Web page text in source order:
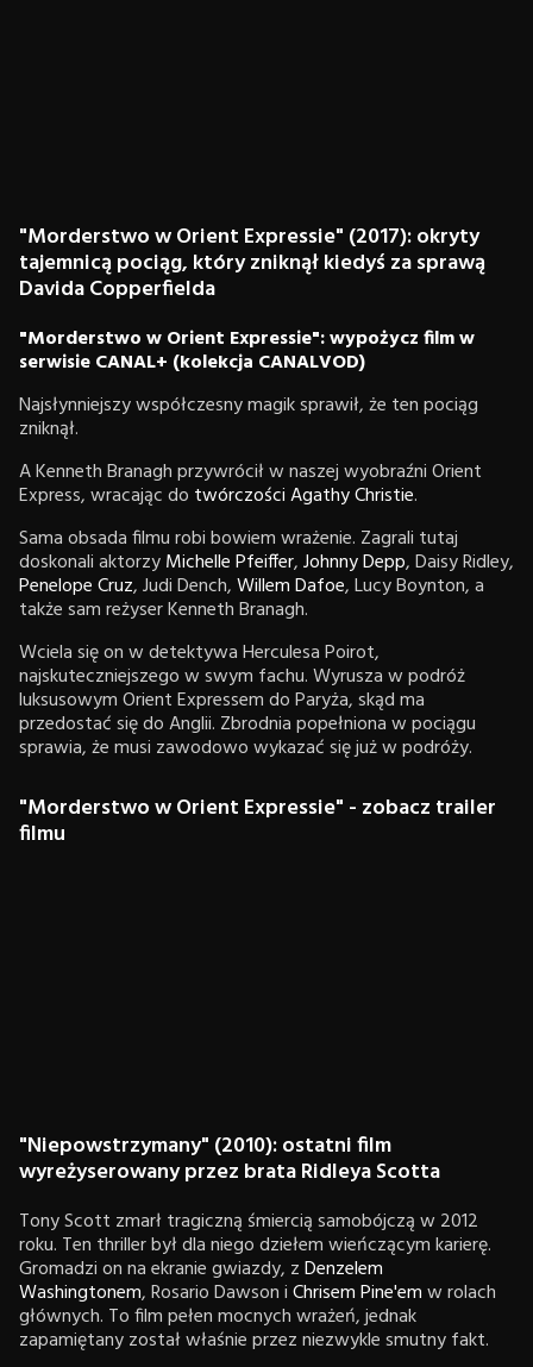
"Morderstwo w Orient Expressie" (2017): okryty
tajemnicą pociąg, który zniknął kiedyś za sprawą
Davida Copperfielda
"Morderstwo w Orient Expressie": wypożycz film w
serwisie CANAL+ (kolekcja CANALVOD)
Najsłynniejszy współczesny magik sprawił, że ten pociąg
zniknął.
A Kenneth Branagh przywrócił w naszej wyobraźni Orient
Express, wracając do twórczości Agathy Christie.
Sama obsada filmu robi bowiem wrażenie. Zagrali tutaj
doskonali aktorzyMichelle Pfeiffer,Johnny Depp, Daisy Ridley,
Penelope Cruz, Judi Dench,Willem Dafoe, Lucy Boynton, a
także sam reżyser Kenneth Branagh.
Wciela się on w detektywa Herculesa Poirot,
najskuteczniejszego w swym fachu. Wyrusza w podróż
luksusowym Orient Expressem do Paryża, skąd ma
przedostać się do Anglii. Zbrodnia popełniona w pociągu
sprawia, że musi zawodowo wykazać się już w podróży.
"Morderstwo w Orient Expressie" - zobacz trailer
filmu
"Niepowstrzymany" (2010): ostatni film
wyreżyserowany przez brata Ridleya Scotta
Tony Scott zmarł tragiczną śmiercią samobójczą w 2012
roku. Ten thriller był dla niego dziełem wieńczącym karierę.
Gromadzi on na ekranie gwiazdy, zDenzelem
Washingtonem, Rosario Dawson iChrisem Pine'emw rolach
głównych. To film pełen mocnych wrażeń, jednak
zapamiętany został właśnie przez niezwykle smutny fakt.